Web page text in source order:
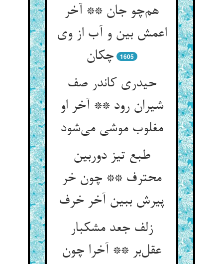
هم‌چو جان ** آخر
اعمش بین و آب از وی
چکان
1605
حیدری کاندر صف
شیران رود ** آخر او
مغلوب موشی می‌شود
طبع تیز دوربین
محترف ** چون خر
پیرش ببین آخر خرف
زلف جعد مشکبار
عقل‌بر ** آخرا چون